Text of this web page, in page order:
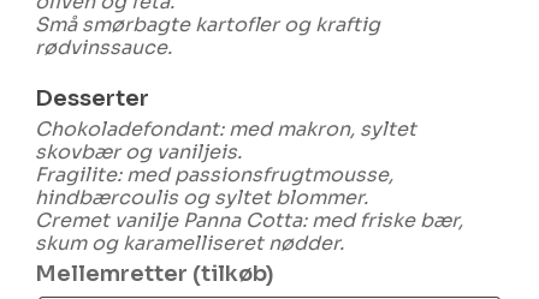
Små smørbagte kartofler og kraftig
rødvinssauce.
Desserter
Chokoladefondant: med makron, syltet
skovbær og vaniljeis.
Fragilite: med passionsfrugtmousse,
hindbærcoulis og syltet blommer.
Cremet vanilje Panna Cotta: med friske bær,
skum og karamelliseret nødder.
Mellemretter (tilkøb)